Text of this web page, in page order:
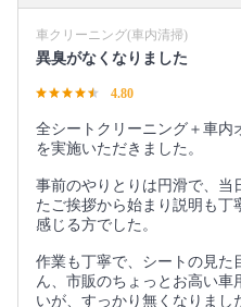
車クリーニング(車内清掃)
異臭がなくなりました
4.80
全シートクリーニング＋車内
を実施いただきました。
事前のやりとりは円滑で、当
たご挨拶から始まり説明も丁
感じる方でした。
作業も丁寧で、シートの見た
ん、市販のちょっとお高い車
いが、すっかり無くなりまし